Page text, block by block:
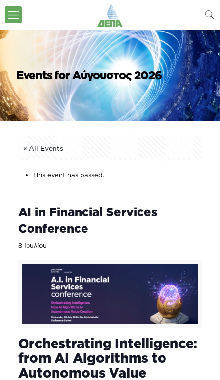
Events for Αύγουστος 2026
« All Events
This event has passed.
AI in Financial Services
Conference
8 Ιουλίου
Orchestrating Intelligence:
from AI Algorithms to
Autonomous Value